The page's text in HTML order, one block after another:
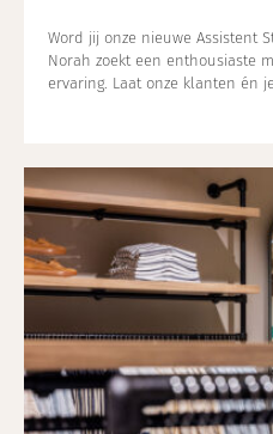
Word jij onze nieuwe Assistent
Norah zoekt een enthousiaste
ervaring. Laat onze klanten én